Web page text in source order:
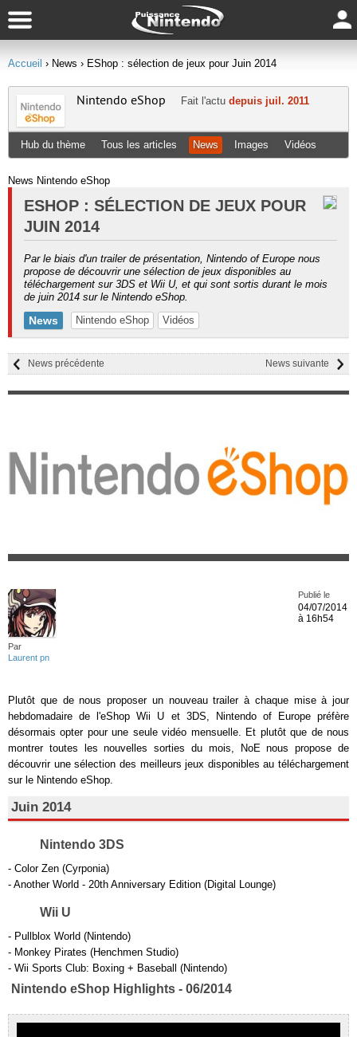
Accueil › News › EShop : sélection de jeux pour Juin 2014
Nintendo eShop Fait l'actu depuis juil. 2011
Hub du thème Tous les articles News Images Vidéos
News Nintendo eShop
ESHOP : SÉLECTION DE JEUX POUR
JUIN 2014
Par le biais d'un trailer de présentation, Nintendo of Europe nous
propose de découvrir une sélection de jeux disponibles au
téléchargement sur 3DS et Wii U, et qui sont sortis durant le mois
de juin 2014 sur le Nintendo eShop.
News Nintendo eShop Vidéos
News suivante
News précédente
Par
Laurent pn
Publié le
04/07/2014
à 16h54
Plutôt que de nous proposer un nouveau trailer à chaque mise à jour
hebdomadaire de l'eShop Wii U et 3DS, Nintendo of Europe préfère
désormais opter pour une seule vidéo mensuelle. Et plutôt que de nous
montrer toutes les nouvelles sorties du mois, NoE nous propose de
découvrir une sélection des meilleurs jeux disponibles au téléchargement
sur le Nintendo eShop.
Juin 2014
Nintendo 3DS
- Color Zen (Cyrponia)
- Another World - 20th Anniversary Edition (Digital Lounge)
Wii U
- Pullblox World (Nintendo)
- Monkey Pirates (Henchmen Studio)
- Wii Sports Club: Boxing + Baseball (Nintendo)
Nintendo eShop Highlights - 06/2014